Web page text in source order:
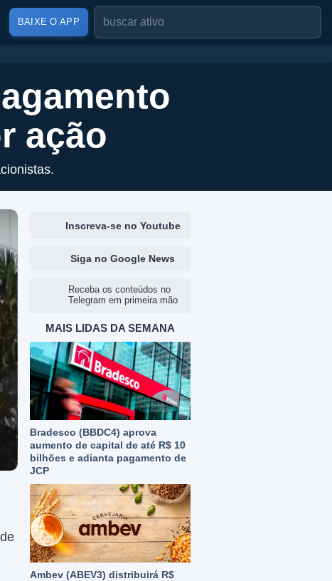
BAIXE O APP
ação
Inscreva-se no Youtube
Siga no Google News
Receba os conteúdos no
Telegram em primeira mão
MAIS LIDAS DA SEMANA
Bradesco (BBDC4) aprova
aumento de capital de até R$ 10
bilhões e adianta pagamento de
JCP
Ambev (ABEV3) distribuirá R$